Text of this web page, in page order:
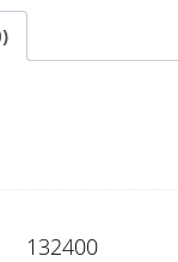
132400